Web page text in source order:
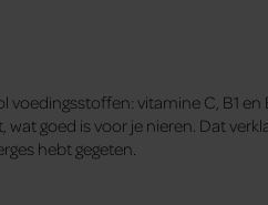
vitamine C, B1 en
goed is voor je nieren. Dat
hebt gegeten.